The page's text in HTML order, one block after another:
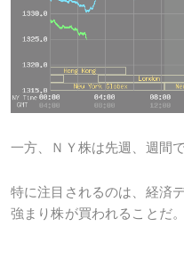
一方、ＮＹ株は先週、週間
特に注目されるのは、経済
強まり株が買われることだ。